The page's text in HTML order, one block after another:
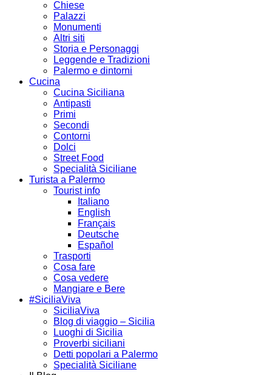
Chiese
Palazzi
Monumenti
Altri siti
Storia e Personaggi
Leggende e Tradizioni
Palermo e dintorni
Cucina
Cucina Siciliana
Antipasti
Primi
Secondi
Contorni
Dolci
Street Food
Specialità Siciliane
Turista a Palermo
Tourist info
Italiano
English
Français
Deutsche
Español
Trasporti
Cosa fare
Cosa vedere
Mangiare e Bere
#SiciliaViva
SiciliaViva
Blog di viaggio – Sicilia
Luoghi di Sicilia
Proverbi siciliani
Detti popolari a Palermo
Specialità Siciliane